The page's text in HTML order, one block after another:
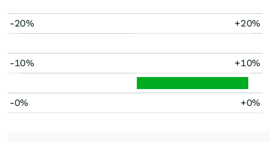
-20% +20%
-10% +10%
-0% +0%